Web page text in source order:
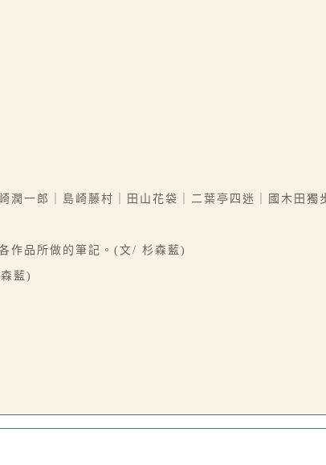
潤一郎｜島崎藤村｜田山花袋｜二葉亭四迷｜國木田獨
作品所做的筆記。(文/ 杉森藍)
藍)